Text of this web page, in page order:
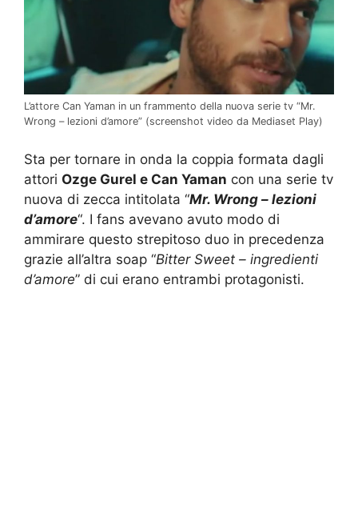
L’attore Can Yaman in un frammento della nuova serie tv “Mr.
Wrong – lezioni d’amore” (screenshot video da Mediaset Play)
Sta per tornare in onda la coppia formata dagli
attori Ozge Gurel e Can Yaman con una serie tv
nuova di zecca intitolata “Mr. Wrong – lezioni
d’amore“. I fans avevano avuto modo di
ammirare questo strepitoso duo in precedenza
grazie all’altra soap “Bitter Sweet – ingredienti
d’amore” di cui erano entrambi protagonisti.